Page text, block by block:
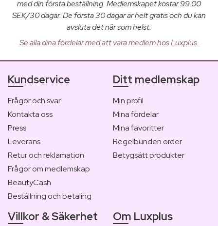
med din första beställning. Medlemskapet kostar 99.00
SEK/30 dagar. De första 30 dagar är helt gratis och du kan
avsluta det när som helst.
Se alla dina fördelar med att vara medlem hos Luxplus.
Kundservice
Frågor och svar
Kontakta oss
Press
Leverans
Retur och reklamation
Frågor om medlemskap
BeautyCash
Beställning och betaling
Ditt medlemskap
Min profil
Mina fördelar
Mina favoritter
Regelbunden order
Betygsätt produkter
Villkor & Säkerhet Om Luxplus